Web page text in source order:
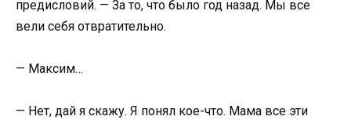
предисловий. — За то, что было год назад. Мы все
вели себя отвратительно.
— Максим…
— Нет, дай я скажу. Я понял кое-что. Мама все эти